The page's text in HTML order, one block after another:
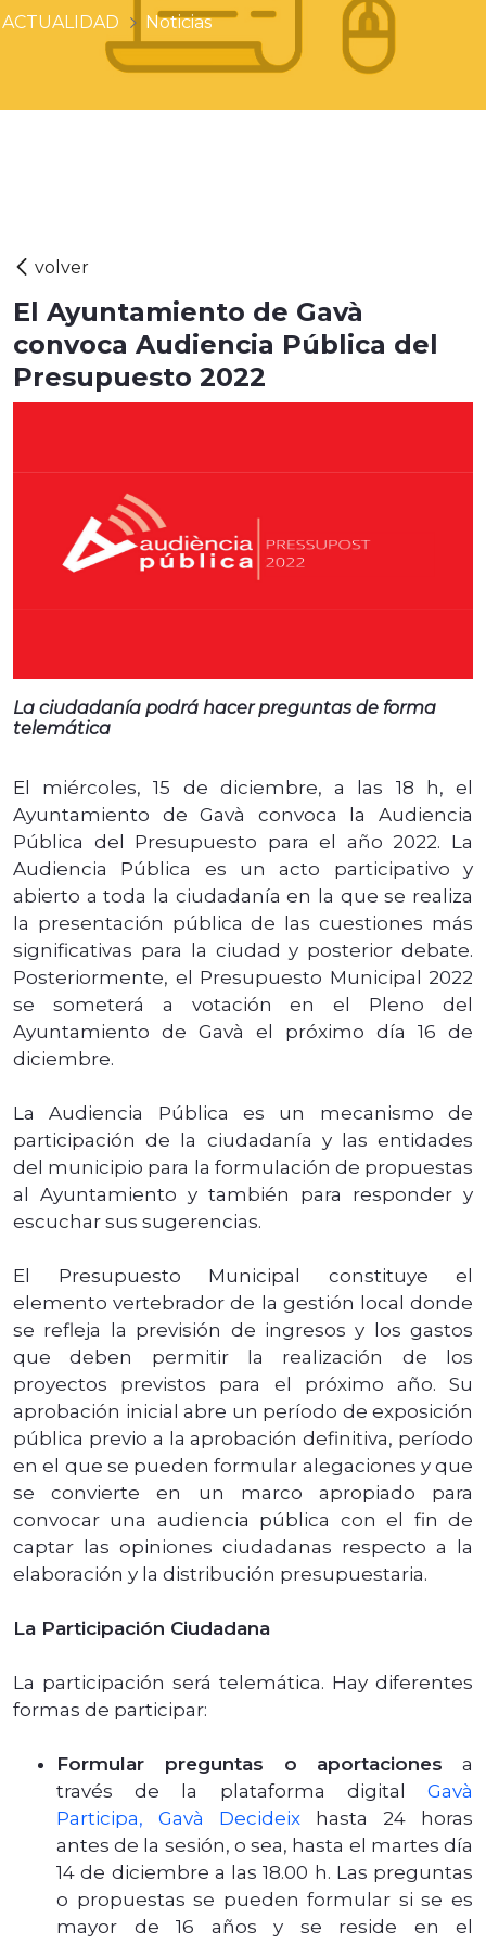
ACTUALIDAD Noticias
El Ayuntamiento de Gavà
convoca Audiencia Pública del
Presupuesto 2022
La ciudadanía podrá hacer preguntas de forma
telemática
El miércoles, 15 de diciembre, a las 18 h, el
Ayuntamiento de Gavà convoca la Audiencia
Pública del Presupuesto para el año 2022. La
Audiencia Pública es un acto participativo y
abierto a toda la ciudadanía en la que se realiza
la presentación pública de las cuestiones más
significativas para la ciudad y posterior debate.
Posteriormente, el Presupuesto Municipal 2022
se someterá a votación en el Pleno del
Ayuntamiento de Gavà el próximo día 16 de
diciembre.
La Audiencia Pública es un mecanismo de
participación de la ciudadanía y las entidades
del municipio para la formulación de propuestas
al Ayuntamiento y también para responder y
escuchar sus sugerencias.
El Presupuesto Municipal constituye el
elemento vertebrador de la gestión local donde
se refleja la previsión de ingresos y los gastos
que deben permitir la realización de los
proyectos previstos para el próximo año. Su
aprobación inicial abre un período de exposición
pública previo a la aprobación definitiva, período
en el que se pueden formular alegaciones y que
se convierte en un marco apropiado para
convocar una audiencia pública con el fin de
captar las opiniones ciudadanas respecto a la
elaboración y la distribución presupuestaria.
La Participación Ciudadana
La participación será telemática. Hay diferentes
formas de participar:
Formular preguntas o aportaciones a
través de la plataforma digital Gavà
Participa, Gavà Decideix hasta 24 horas
antes de la sesión, o sea, hasta el martes día
14 de diciembre a las 18.00 h. Las preguntas
o propuestas se pueden formular si se es
mayor de 16 años y se reside en el